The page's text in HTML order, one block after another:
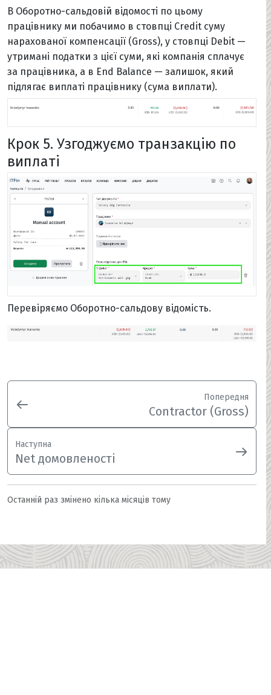
В Оборотно-сальдовій відомості по цьому
працівнику ми побачимо в стовпці Credit суму
нарахованої компенсації (Gross), у стовпці Debit —
утримані податки з цієї суми, які компанія сплачує
за працівника, а в End Balance — залишок, який
підлягає виплаті працівнику (сума виплати).
Крок 5. Узгоджуємо транзакцію по
виплаті
Перевіряємо Оборотно-сальдову відомість.
Попередня
Contractor (Gross)
Наступна
Net домовленості
Останній раз змінено кілька місяців тому